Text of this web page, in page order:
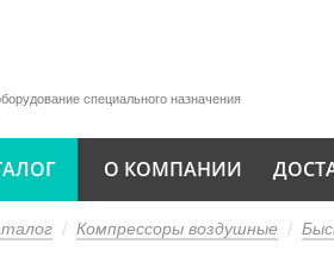
специального назначения
О КОМПАНИИ
Компрессоры воздушные